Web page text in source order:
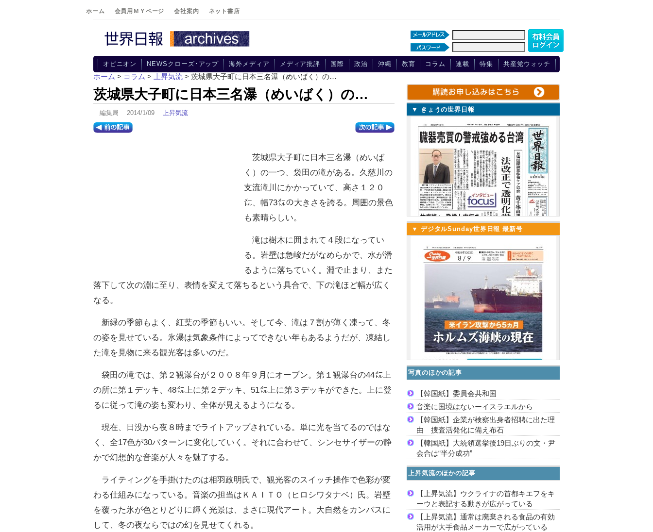
ホーム 会員用ＭＹページ 会社案内 ネット書店
オピニオン NEWSクローズ･アップ 海外メディア メディア批評 国際 政治 沖縄 教育 コラム 連載 特集 共産党ウォッチ
ホーム > コラム > 上昇気流 > 茨城県大子町に日本三名瀑（めいばく）の…
茨城県大子町に日本三名瀑（めいばく）の…
編集局 2014/1/09 上昇気流
茨城県大子町に日本三名瀑（めいば
く）の一つ、袋田の滝がある。久慈川の
支流滝川にかかっていて、高さ１２０
㍍、幅73㍍の大きさを誇る。周囲の景色
も素晴らしい。
滝は樹木に囲まれて４段になってい
る。岩壁は急峻だがなめらかで、水が滑
るように落ちていく。淵で止まり、また
落下して次の淵に至り、表情を変えて落ちるという具合で、下の滝ほど幅が広く
なる。
新緑の季節もよく、紅葉の季節もいい。そして今、滝は７割が薄く凍って、冬
の姿を見せている。氷瀑は気象条件によってできない年もあるようだが、凍結し
た滝を見物に来る観光客は多いのだ。
袋田の滝では、第２観瀑台が２００８年９月にオープン。第１観瀑台の44㍍上
の所に第１デッキ、48㍍上に第２デッキ、51㍍上に第３デッキができた。上に登
るに従って滝の姿も変わり、全体が見えるようになる。
現在、日没から夜８時までライトアップされている。単に光を当てるのではな
く、全17色が30パターンに変化していく。それに合わせて、シンセサイザーの静
かで幻想的な音楽が人々を魅了する。
ライティングを手掛けたのは相羽政明氏で、観光客のスイッチ操作で色彩が変
わる仕組みになっている。音楽の担当はＫＡＩＴＯ（ヒロシワタナベ）氏。岩壁
を覆った氷が色とりどりに輝く光景は、まさに現代アート。大自然をカンバスに
して、冬の夜ならではの幻を見せてくれる。
▼ きょうの世界日報
▼ デジタルSunday世界日報 最新号
写真のほかの記事
【韓国紙】委員会共和国
音楽に国境はないーイスラエルから
【韓国紙】企業が検察出身者招聘に出た理
由 捜査活発化に備え布石
【韓国紙】大統領選挙後19日ぶりの文・尹
会合は“半分成功”
上昇気流のほかの記事
【上昇気流】ウクライナの首都キエフをキ
ーウと表記する動きが広がっている
【上昇気流】通常は廃棄される食品の有効
活用が大手食品メーカーで広がっている